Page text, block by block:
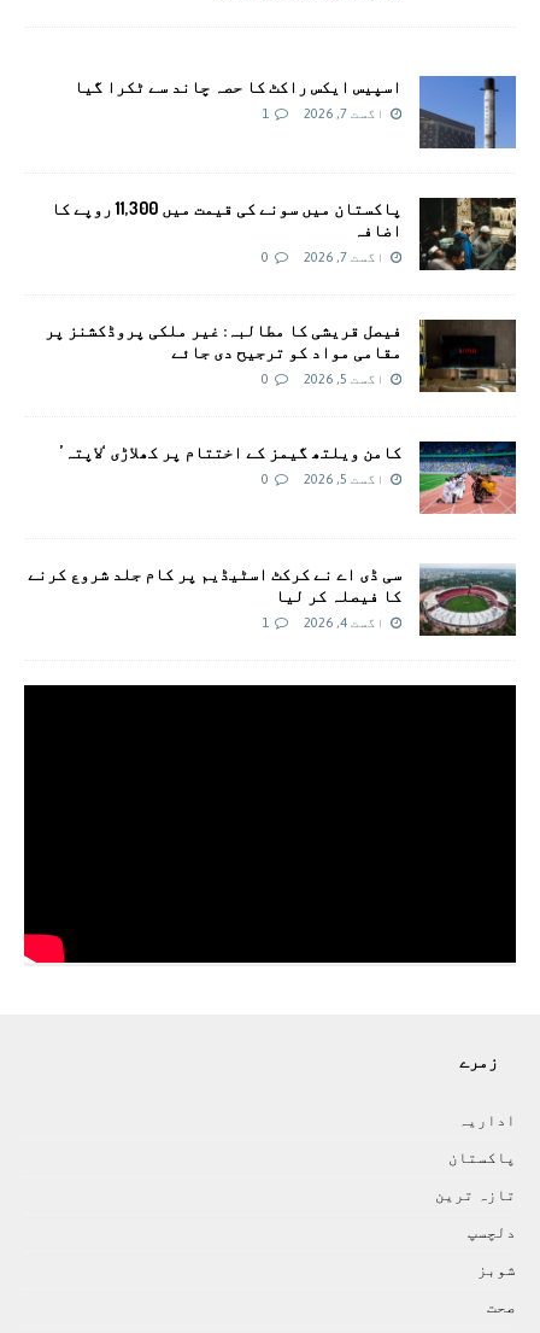
اسپیس ایکس راکٹ کا حصہ چاند سے ٹکرا گیا
اگست 7, 2026 1
پاکستان میں سونے کی قیمت میں 11,300 روپے کا
اضافہ
اگست 7, 2026 0
فیصل قریشی کا مطالبہ: غیر ملکی پروڈکشنز پر
مقامی مواد کو ترجیح دی جائے
اگست 5, 2026 0
کامن ویلتھ گیمز کے اختتام پر کھلاڑی ‘لاپتہ’
اگست 5, 2026 0
سی ڈی اے نے کرکٹ اسٹیڈیم پر کام جلد شروع کرنے
کا فیصلہ کر لیا
اگست 4, 2026 1
زمرے
اداريہ
پاکستان
تازہ ترين
دلچسپ
شوبز
صحت